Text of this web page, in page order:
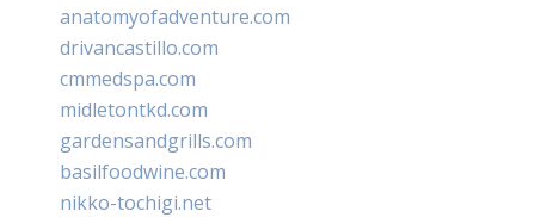
anatomyofadventure.com
drivancastillo.com
cmmedspa.com
midletontkd.com
gardensandgrills.com
basilfoodwine.com
nikko-tochigi.net